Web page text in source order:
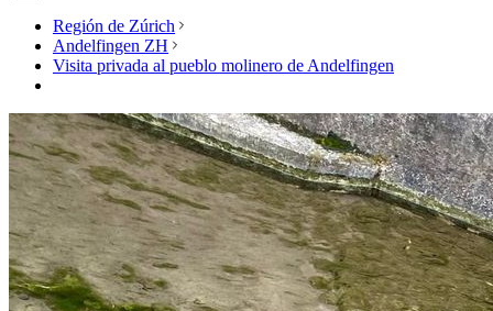
Región de Zúrich
Andelfingen ZH
Visita privada al pueblo molinero de Andelfingen